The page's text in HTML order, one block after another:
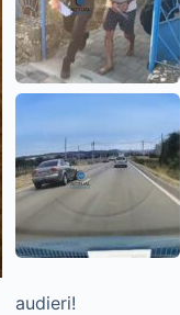
audieri!